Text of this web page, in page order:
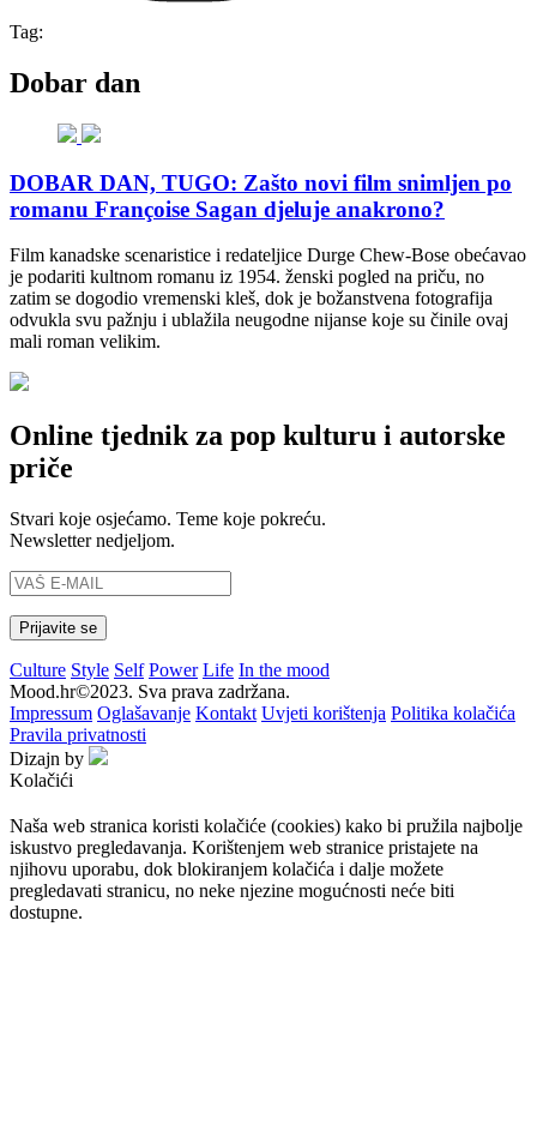
Tag:
Dobar dan
DOBAR DAN, TUGO: Zašto novi film snimljen po
romanu Françoise Sagan djeluje anakrono?
Film kanadske scenaristice i redateljice Durge Chew-Bose obećavao
je podariti kultnom romanu iz 1954. ženski pogled na priču, no
zatim se dogodio vremenski kleš, dok je božanstvena fotografija
odvukla svu pažnju i ublažila neugodne nijanse koje su činile ovaj
mali roman velikim.
Online tjednik za pop kulturu i autorske
priče
Stvari koje osjećamo. Teme koje pokreću.
Newsletter nedjeljom.
Culture Style Self Power Life In the mood
Mood.hr©2023. Sva prava zadržana.
Impressum Oglašavanje Kontakt Uvjeti korištenja Politika kolačića
Pravila privatnosti
Dizajn by
Kolačići
Naša web stranica koristi kolačiće (cookies) kako bi pružila najbolje
iskustvo pregledavanja. Korištenjem web stranice pristajete na
njihovu uporabu, dok blokiranjem kolačića i dalje možete
pregledavati stranicu, no neke njezine mogućnosti neće biti
dostupne.